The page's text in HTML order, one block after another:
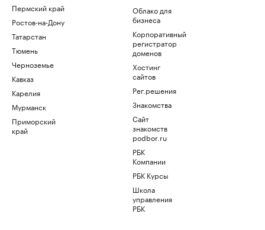
Пермский край
Ростов-на-Дону
Татарстан
Тюмень
Черноземье
Кавказ
Карелия
Мурманск
Приморский
край
Облако для
бизнеса
Корпоративный
регистратор
доменов
Хостинг
сайтов
Рег.решения
Знакомства
Сайт
знакомств
podbor.ru
РБК
Компании
РБК Курсы
Школа
управления
РБК